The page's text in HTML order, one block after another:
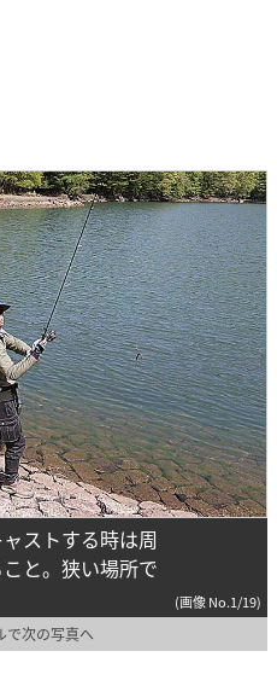
ストする時は周
と。狭い場所で
(画像 No.1/19)
で次の写真へ